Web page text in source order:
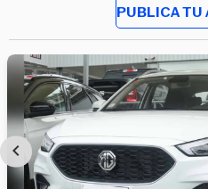
PUBLICA TU